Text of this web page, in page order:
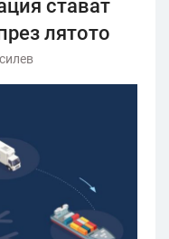
стават
лятото